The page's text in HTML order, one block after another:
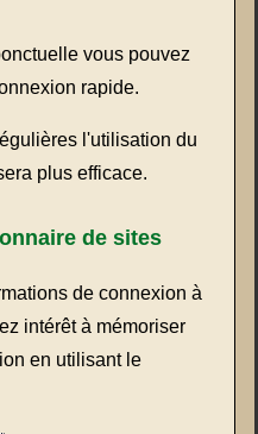
vous pouvez
rapide.
l'utilisation du
plus efficace.
de sites
de connexion à
intérêt à mémoriser
en utilisant le